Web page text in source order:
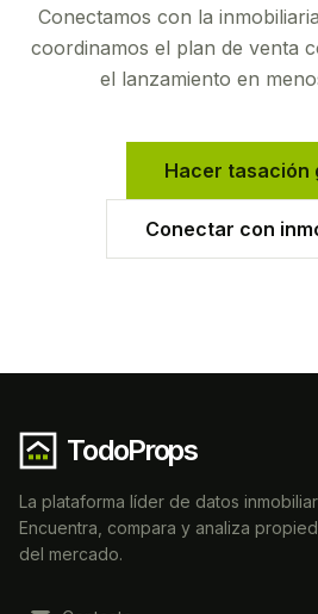
Conectamos con la
coordinamos el plan de venta
el lanzamiento en
Hacer tasación
Conectar con
TodoProps
La plataforma líder de datos
Encuentra, compara y analiza
del mercado.